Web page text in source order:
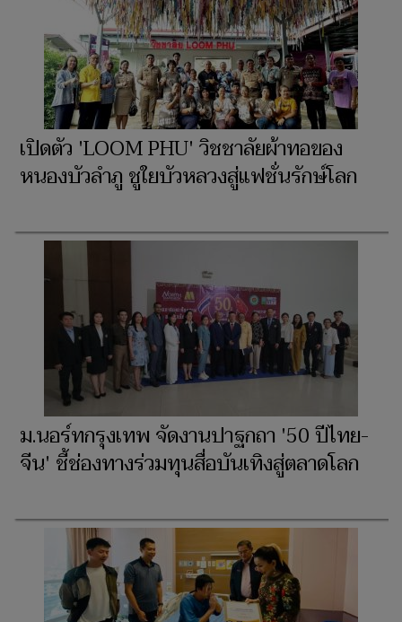
เปิดตัว 'LOOM PHU' วิชชาลัยผ้าทอของ
หนองบัวลำภู ชูใยบัวหลวงสู่แฟชั่นรักษ์โลก
ม.นอร์ทกรุงเทพ จัดงานปาฐกถา '50 ปีไทย-
จีน' ชี้ช่องทางร่วมทุนสื่อบันเทิงสู่ตลาดโลก